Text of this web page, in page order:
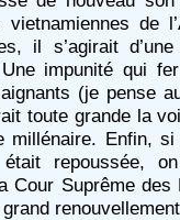
vietnamiennes de
il s’agirait
impunité qui
(je pense
toute grande la
millénaire. Enfin,
était repoussée,
Cour Suprême des